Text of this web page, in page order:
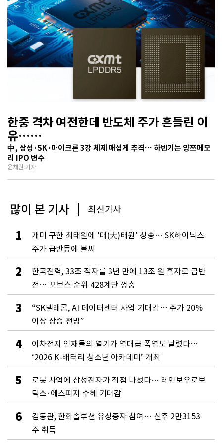
한중 격차 여전한데 반도체 주가 흔들린 이
유…
기술보다 무서운 ‘과점 균열’ 공포
中, 삼성·SK·마이크론 3강 체제 매섭게 추격… 하반기는 양쯔메모
리 IPO 변수
윤채원 기자
많이 본 기사 최신기사
1
개미 구한 최태원에 ‘대(大)태원’ 칭송… SK하이닉스
주가 급반등에 불씨
2
한국전력, 33조 적자를 3년 만에 13조 원 흑자로 급반
전… 포브스 순위 428계단 껑충
3
“SK텔레콤, AI 데이터센터 사업 기대감… 주가 20%
이상 상승 전망”
4
이차전지 인재들의 열기가 역대급 폭염도 날렸다…
‘2026 K-배터리 청소년 아카데미’ 개최
5
로봇 사업에 삼성전자가 직접 나섰다… 레인보우로보
틱스·에스피지 수혜 기대감
6
김동관, 한화솔루션 유상증자 참여… 신주 2만3153
주 취득